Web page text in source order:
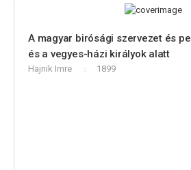
A magyar birósági szervezet és
és a vegyes-házi királyok alatt
Hajnik Imre 1899